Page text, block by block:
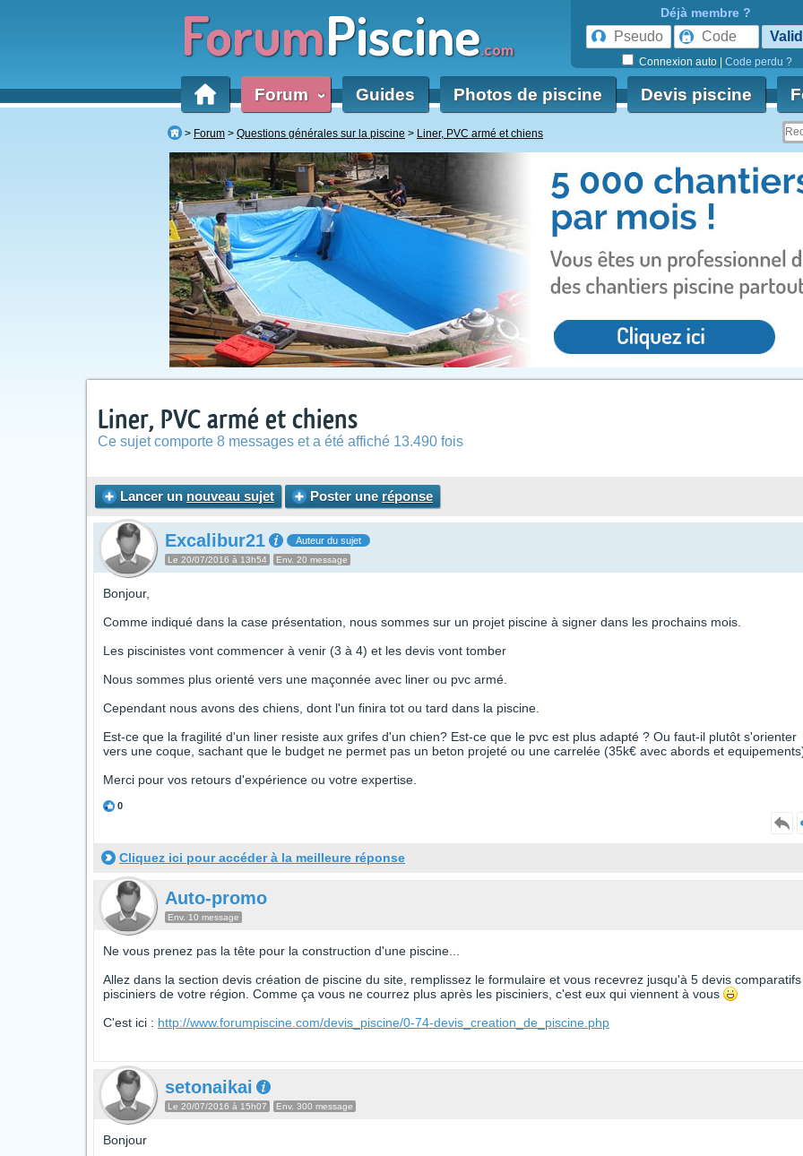
ForumPiscine.com
Déjà membre ?
Connexion auto Code perdu ?
Forum ‹ Guides Photos de piscine Devis piscine
Forum Questions générales sur la piscine Liner, PVC armé et chiens
Liner, PVC armé et chiens
Ce sujet comporte 8 messages et a été affiché 13.490 fois
Lancer un nouveau sujet Poster une réponse
Excalibur21 Auteur du sujet
Le 20/07/2016 à 13h54 Env. 20 message
Bonjour,
Comme indiqué dans la case présentation, nous sommes sur un projet piscine à signer dans les prochains mois.
Les piscinistes vont commencer à venir (3 à 4) et les devis vont tomber
Nous sommes plus orienté vers une maçonnée avec liner ou pvc armé.
Cependant nous avons des chiens, dont l'un finira tot ou tard dans la piscine.
Est-ce que la fragilité d'un liner resiste aux grifes d'un chien? Est-ce que le pvc est plus adapté ? Ou faut-il plutôt s'orienter
vers une coque, sachant que le budget ne permet pas un beton projeté ou une carrelée (35k€ avec abords et
Merci pour vos retours d'expérience ou votre expertise.
0
Cliquez ici pour accéder à la meilleure réponse
Auto-promo
Env. 10 message
Ne vous prenez pas la tête pour la construction d'une piscine...
Allez dans la section devis création de piscine du site, remplissez le formulaire et vous recevrez jusqu'à 5 devis
pisciniers de votre région. Comme ça vous ne courrez plus après les pisciniers, c'est eux qui viennent à vous
C'est ici : http://www.forumpiscine.com/devis_piscine/0-74-devis_creation_de_piscine.php
setonaikai
Le 20/07/2016 à 15h07 Env. 300 message
Bonjour